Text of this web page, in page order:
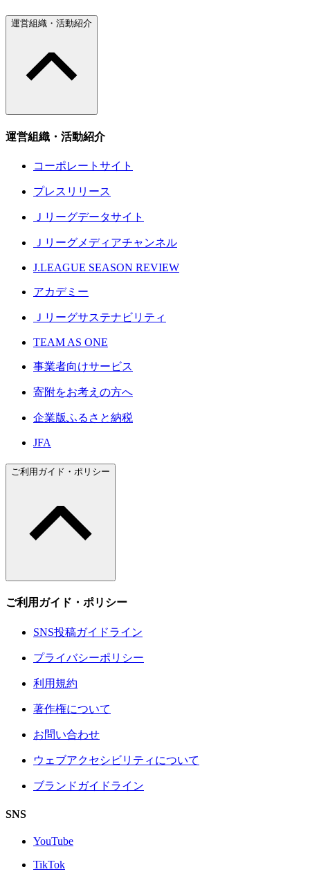
運営組織・活動紹介
運営組織・活動紹介
コーポレートサイト
プレスリリース
Ｊリーグデータサイト
Ｊリーグメディアチャンネル
J.LEAGUE SEASON REVIEW
アカデミー
Ｊリーグサステナビリティ
TEAM AS ONE
事業者向けサービス
寄附をお考えの方へ
企業版ふるさと納税
JFA
ご利用ガイド・ポリシー
ご利用ガイド・ポリシー
SNS投稿ガイドライン
プライバシーポリシー
利用規約
著作権について
お問い合わせ
ウェブアクセシビリティについて
ブランドガイドライン
SNS
YouTube
TikTok